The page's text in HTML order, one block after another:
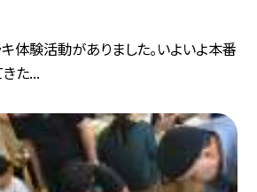
キ体験活動がありました。いよいよ本番
た...